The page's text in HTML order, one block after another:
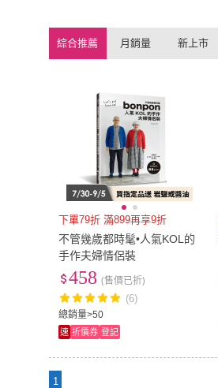
綜合推薦 月銷量 新上市
下單79折 滿899再享9折
不管幾歲都時髦•人氣KOL的
手作夫婦情侶裝
總銷量>50
458 (售價已折)
(6)
速 折價券 登記
1